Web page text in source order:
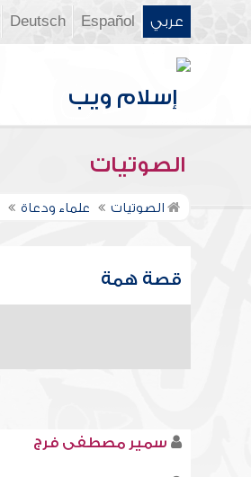
عربي Español
Deutsch
الصوتيات
الصوتيات علماء ودعاة
قصة همة
سمير مصطفى فرج